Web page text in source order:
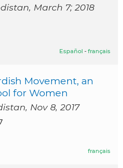
March 7; 2018
Español - français
Movement, an
for Women
Nov 8, 2017
français